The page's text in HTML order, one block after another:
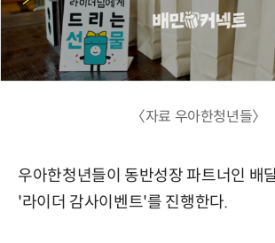
〈자료 우아한청년들〉
우아한청년들이 동반성장 파트너인 배
'라이더 감사이벤트'를 진행한다.